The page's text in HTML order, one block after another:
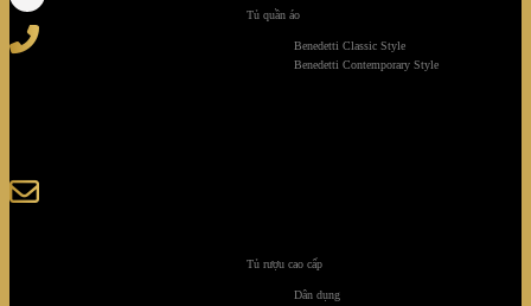
Tủ quần áo
Benedetti Classic Style
Benedetti Contemporary Style
Tủ rượu cao cấp
Dân dụng